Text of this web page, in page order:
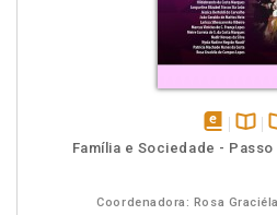
disponível
Família e Sociedade -
Coordenadora: Rosa